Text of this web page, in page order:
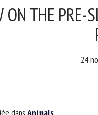
ON THE PRE-
24
dansAnimals